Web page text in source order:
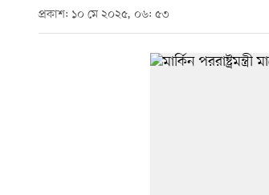
প্রকাশ: ১০ মে ২০২৫, ০৬: ৫৩